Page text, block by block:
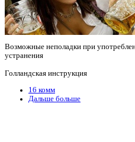
Возможные неполадки при
устранения
Голландская инструкция
16 комм
Дальше больше